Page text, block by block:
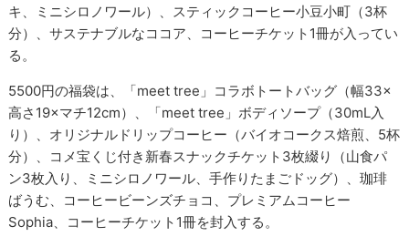
キ、ミニシロノワール）、スティックコーヒー小豆小町（3杯
分）、サステナブルなココア、コーヒーチケット1冊が入ってい
る。
5500円の福袋は、「meet tree」コラボトートバッグ（幅33×
高さ19×マチ12cm）、「meet tree」ボディソープ（30mL入
り）、オリジナルドリップコーヒー（バイオコークス焙煎、5杯
分）、コメ宝くじ付き新春スナックチケット3枚綴り（山食パ
ン3枚入り、ミニシロノワール、手作りたまごドッグ）、珈琲
ばうむ、コーヒービーンズチョコ、プレミアムコーヒー
Sophia、コーヒーチケット1冊を封入する。